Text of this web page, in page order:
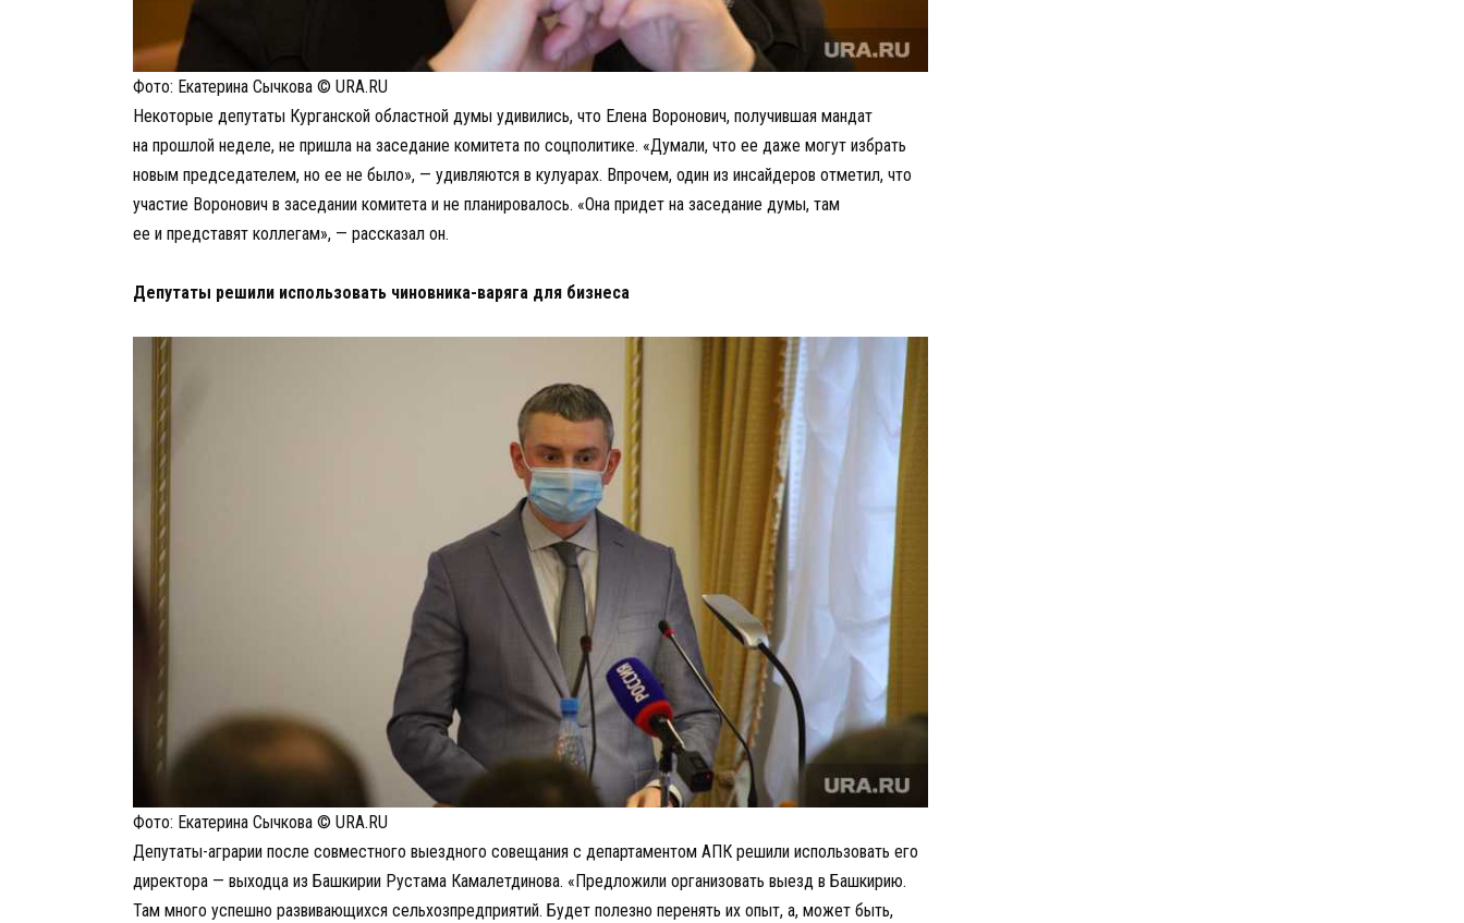
Фото: Екатерина Сычкова © URA.RU
Некоторые депутаты Курганской областной думы удивились, что Елена Воронович, получившая мандат
на прошлой неделе, не пришла на заседание комитета по соцполитике. «Думали, что ее даже могут избрать
новым председателем, но ее не было», — удивляются в кулуарах. Впрочем, один из инсайдеров отметил, что
участие Воронович в заседании комитета и не планировалось. «Она придет на заседание думы, там
ее и представят коллегам», — рассказал он.
Депутаты решили использовать чиновника-варяга для бизнеса
Фото: Екатерина Сычкова © URA.RU
Депутаты-аграрии после совместного выездного совещания с департаментом АПК решили использовать его
директора — выходца из Башкирии Рустама Камалетдинова. «Предложили организовать выезд в Башкирию.
Там много успешно развивающихся сельхозпредприятий. Будет полезно перенять их опыт, а, может быть,